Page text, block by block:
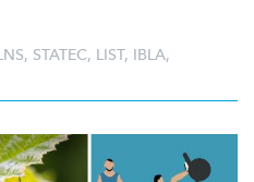
, STATEC, LIST, IBLA,